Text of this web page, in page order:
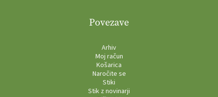
Povezave
Arhiv
Moj račun
Košarica
Naročite se
Stiki
Stik z novinarji